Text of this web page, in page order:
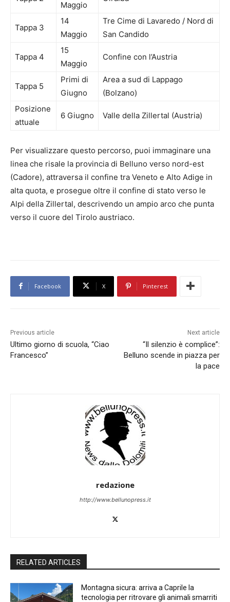
Maggio
Tappa 3
14
Maggio
Tre Cime di Lavaredo / Nord di
San Candido
Tappa 4
15
Maggio
Confine con l’Austria
Tappa 5
Primi di
Giugno
Area a sud di Lappago
(Bolzano)
Posizione
attuale
6 Giugno Valle della Zillertal (Austria)
Per visualizzare questo percorso, puoi immaginare una
linea che risale la provincia di Belluno verso nord-est
(Cadore), attraversa il confine tra Veneto e Alto Adige in
alta quota, e prosegue oltre il confine di stato verso le
Alpi della Zillertal, descrivendo un ampio arco che punta
verso il cuore del Tirolo austriaco.
Facebook X Pinterest
Previous article
Ultimo giorno di scuola, “Ciao
Francesco”
Next article
“Il silenzio è complice”:
Belluno scende in piazza per
la pace
redazione
http://www.bellunopress.it
RELATED ARTICLES
Montagna sicura: arriva a Caprile la
tecnologia per ritrovare gli animali smarriti